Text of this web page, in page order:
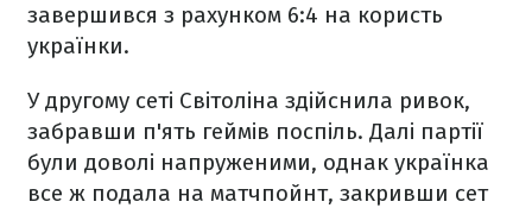
завершився з рахунком 6:4 на користь
українки.
У другому сеті Світоліна здійснила ривок,
забравши п'ять геймів поспіль. Далі партії
були доволі напруженими, однак українка
все ж подала на матчпойнт, закривши сет